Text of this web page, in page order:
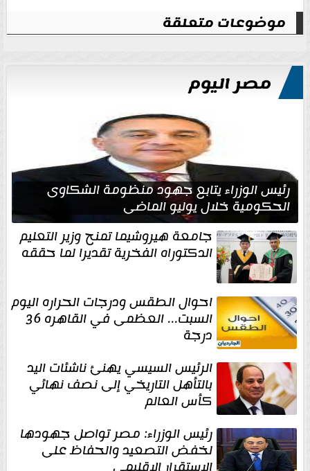
موضوعات متعلقة
مصر اليوم
رئيس الوزراء يتابع جهود منظومة الشكاوى
الحكومية خلال يوليو الماضي
جامعة هيروشيما تمنح وزير التعليم
الدكتوراه الفخرية تقديرا لما حققه
احوال الطقس ودرجات الحراره اليوم
السبت... العظمى في القاهره 36
درجة
الرئيس السيسي يهنئ ناشئات اليد
بالتأهل التاريخي إلى نصف نهائي
كأس العالم
رئيس الوزراء: مصر تواصل جهودها
لخفض التصعيد والحفاظ على
الاستقرار الإقليمي